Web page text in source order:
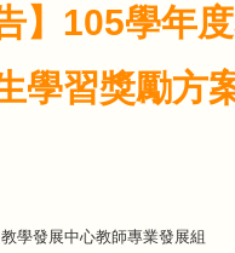
】105學年
學習獎勵方
教學發展中心教師專業發展組